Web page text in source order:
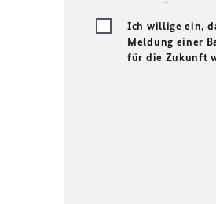
Ich willige ein,
Meldung einer
für die Zukunft